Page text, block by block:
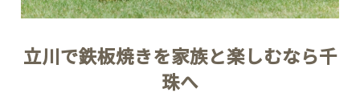
立川で鉄板焼きを家族と楽しむなら千
珠へ